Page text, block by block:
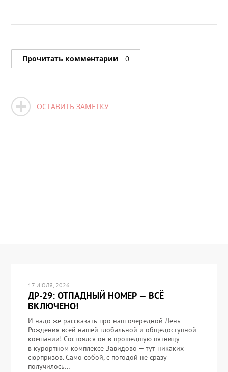
Прочитать комментарии 0
ОСТАВИТЬ ЗАМЕТКУ
17 ИЮЛЯ, 2026
ДР-29: ОТПАДНЫЙ НОМЕР — ВСЁ
ВКЛЮЧЕНО!
И надо же рассказать про наш очередной День
Рождения всей нашей глобальной и общедоступной
компании! Состоялся он в прошедшую пятницу
в курортном комплексе Завидово — тут никаких
сюрпризов. Само собой, с погодой не сразу
получилось…